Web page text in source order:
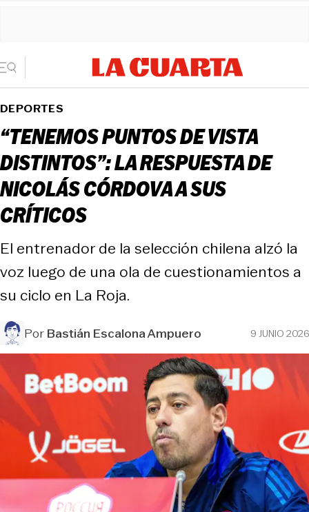
DEPORTES
“TENEMOS PUNTOS DE VISTA
DISTINTOS”: LA RESPUESTA DE
NICOLÁS CÓRDOVA A SUS
CRÍTICOS
El entrenador de la selección chilena alzó la
voz luego de una ola de cuestionamientos a
su ciclo en La Roja.
PorBastián Escalona Ampuero 9 JUNIO 2026